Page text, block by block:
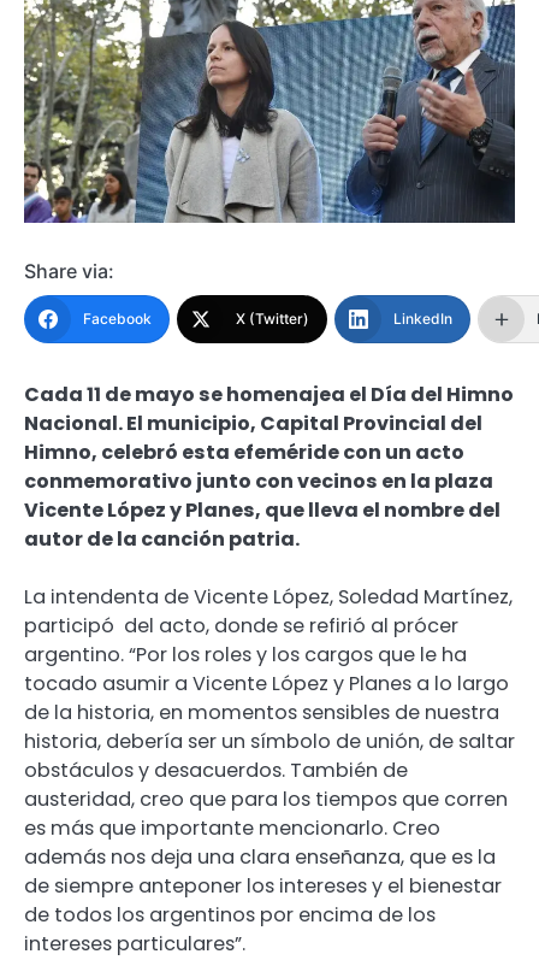
Share via:
Facebook X (Twitter) LinkedIn
Cada 11 de mayo se homenajea el Día del Himno
Nacional. El municipio, Capital Provincial del
Himno, celebró esta efeméride con un acto
conmemorativo junto con vecinos en la plaza
Vicente López y Planes, que lleva el nombre del
autor de la canción patria.
La intendenta de Vicente López, Soledad Martínez,
participó del acto, donde se refirió al prócer
argentino. “Por los roles y los cargos que le ha
tocado asumir a Vicente López y Planes a lo largo
de la historia, en momentos sensibles de nuestra
historia, debería ser un símbolo de unión, de saltar
obstáculos y desacuerdos. También de
austeridad, creo que para los tiempos que corren
es más que importante mencionarlo. Creo
además nos deja una clara enseñanza, que es la
de siempre anteponer los intereses y el bienestar
de todos los argentinos por encima de los
intereses particulares”.